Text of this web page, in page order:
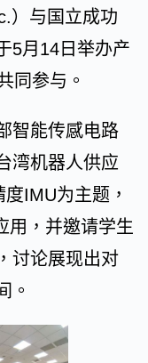
）与国立成功
5月14日举办产
同参与。
智能传感电路
湾机器人供应
IMU为主题，
用，并邀请学生
讨论展现出对
。